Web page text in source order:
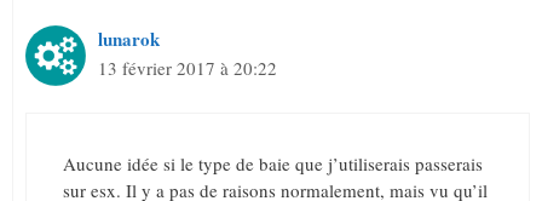
lunarok
13 février 2017 à 20:22
Aucune idée si le type de baie que j’utiliserais passerais
sur esx. Il y a pas de raisons normalement, mais vu qu’il